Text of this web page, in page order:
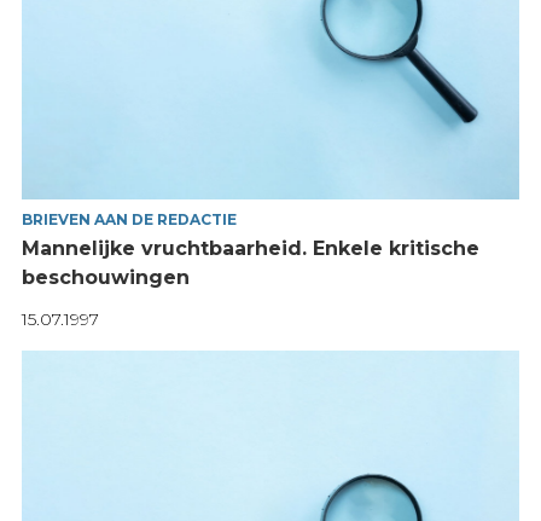
BRIEVEN AAN DE REDACTIE
Mannelijke vruchtbaarheid. Enkele kritische
beschouwingen
15.07.1997